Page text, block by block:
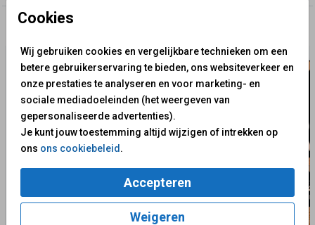
Cookies
Wij gebruiken cookies en vergelijkbare technieken om een
betere gebruikerservaring te bieden, ons websiteverkeer en
onze prestaties te analyseren en voor marketing- en
sociale mediadoeleinden (het weergeven van
gepersonaliseerde advertenties).
Je kunt jouw toestemming altijd wijzigen of intrekken op
ons ons cookiebeleid.
Accepteren
Weigeren